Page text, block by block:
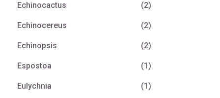
Echinocactus (2)
Echinocereus (2)
Echinopsis (2)
Espostoa (1)
Eulychnia (1)